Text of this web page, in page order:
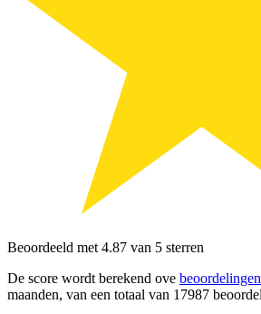
Beoordeeld met 4.87 van 5 sterren
De score wordt berekend ove beoordelingen
maanden, van een totaal van 17987